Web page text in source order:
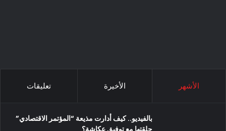
الأشهر الأخيرة تعليقات
بالفيديو.. كيف أدارت مذيعة “المؤتمر الاقتصادي”